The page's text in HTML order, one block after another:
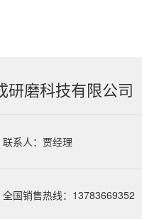
研磨科技有限公司
联系人：贾经理
全国销售热线：13783669352